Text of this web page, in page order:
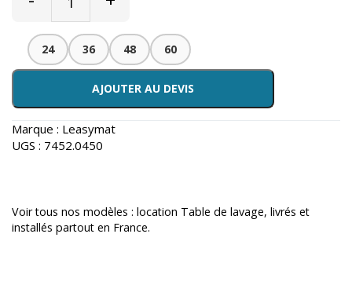
24 36 48 60
AJOUTER AU DEVIS
Marque : Leasymat
UGS : 7452.0450
Voir tous nos modèles : location Table de lavage, livrés et
installés partout en France.